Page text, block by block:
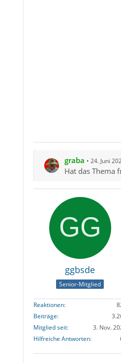
graba 24. Juni
Hat das Thema
ggbsde
Senior-Mitglied
Reaktionen
Beiträge
Mitglied seit
3. Nov.
Hilfreiche Antworten